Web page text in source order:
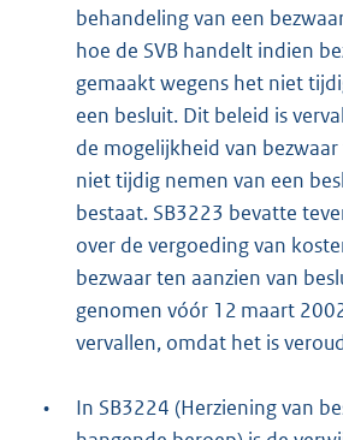
behandeling van een
hoe de SVB handelt indien
gemaakt wegens het niet
een besluit. Dit beleid is
de mogelijkheid van
niet tijdig nemen van een
bestaat. SB3223 bevatte
over de vergoeding van
bezwaar ten aanzien van
genomen vóór 12 maart
vervallen, omdat het is
•
In SB3224 (Herziening van